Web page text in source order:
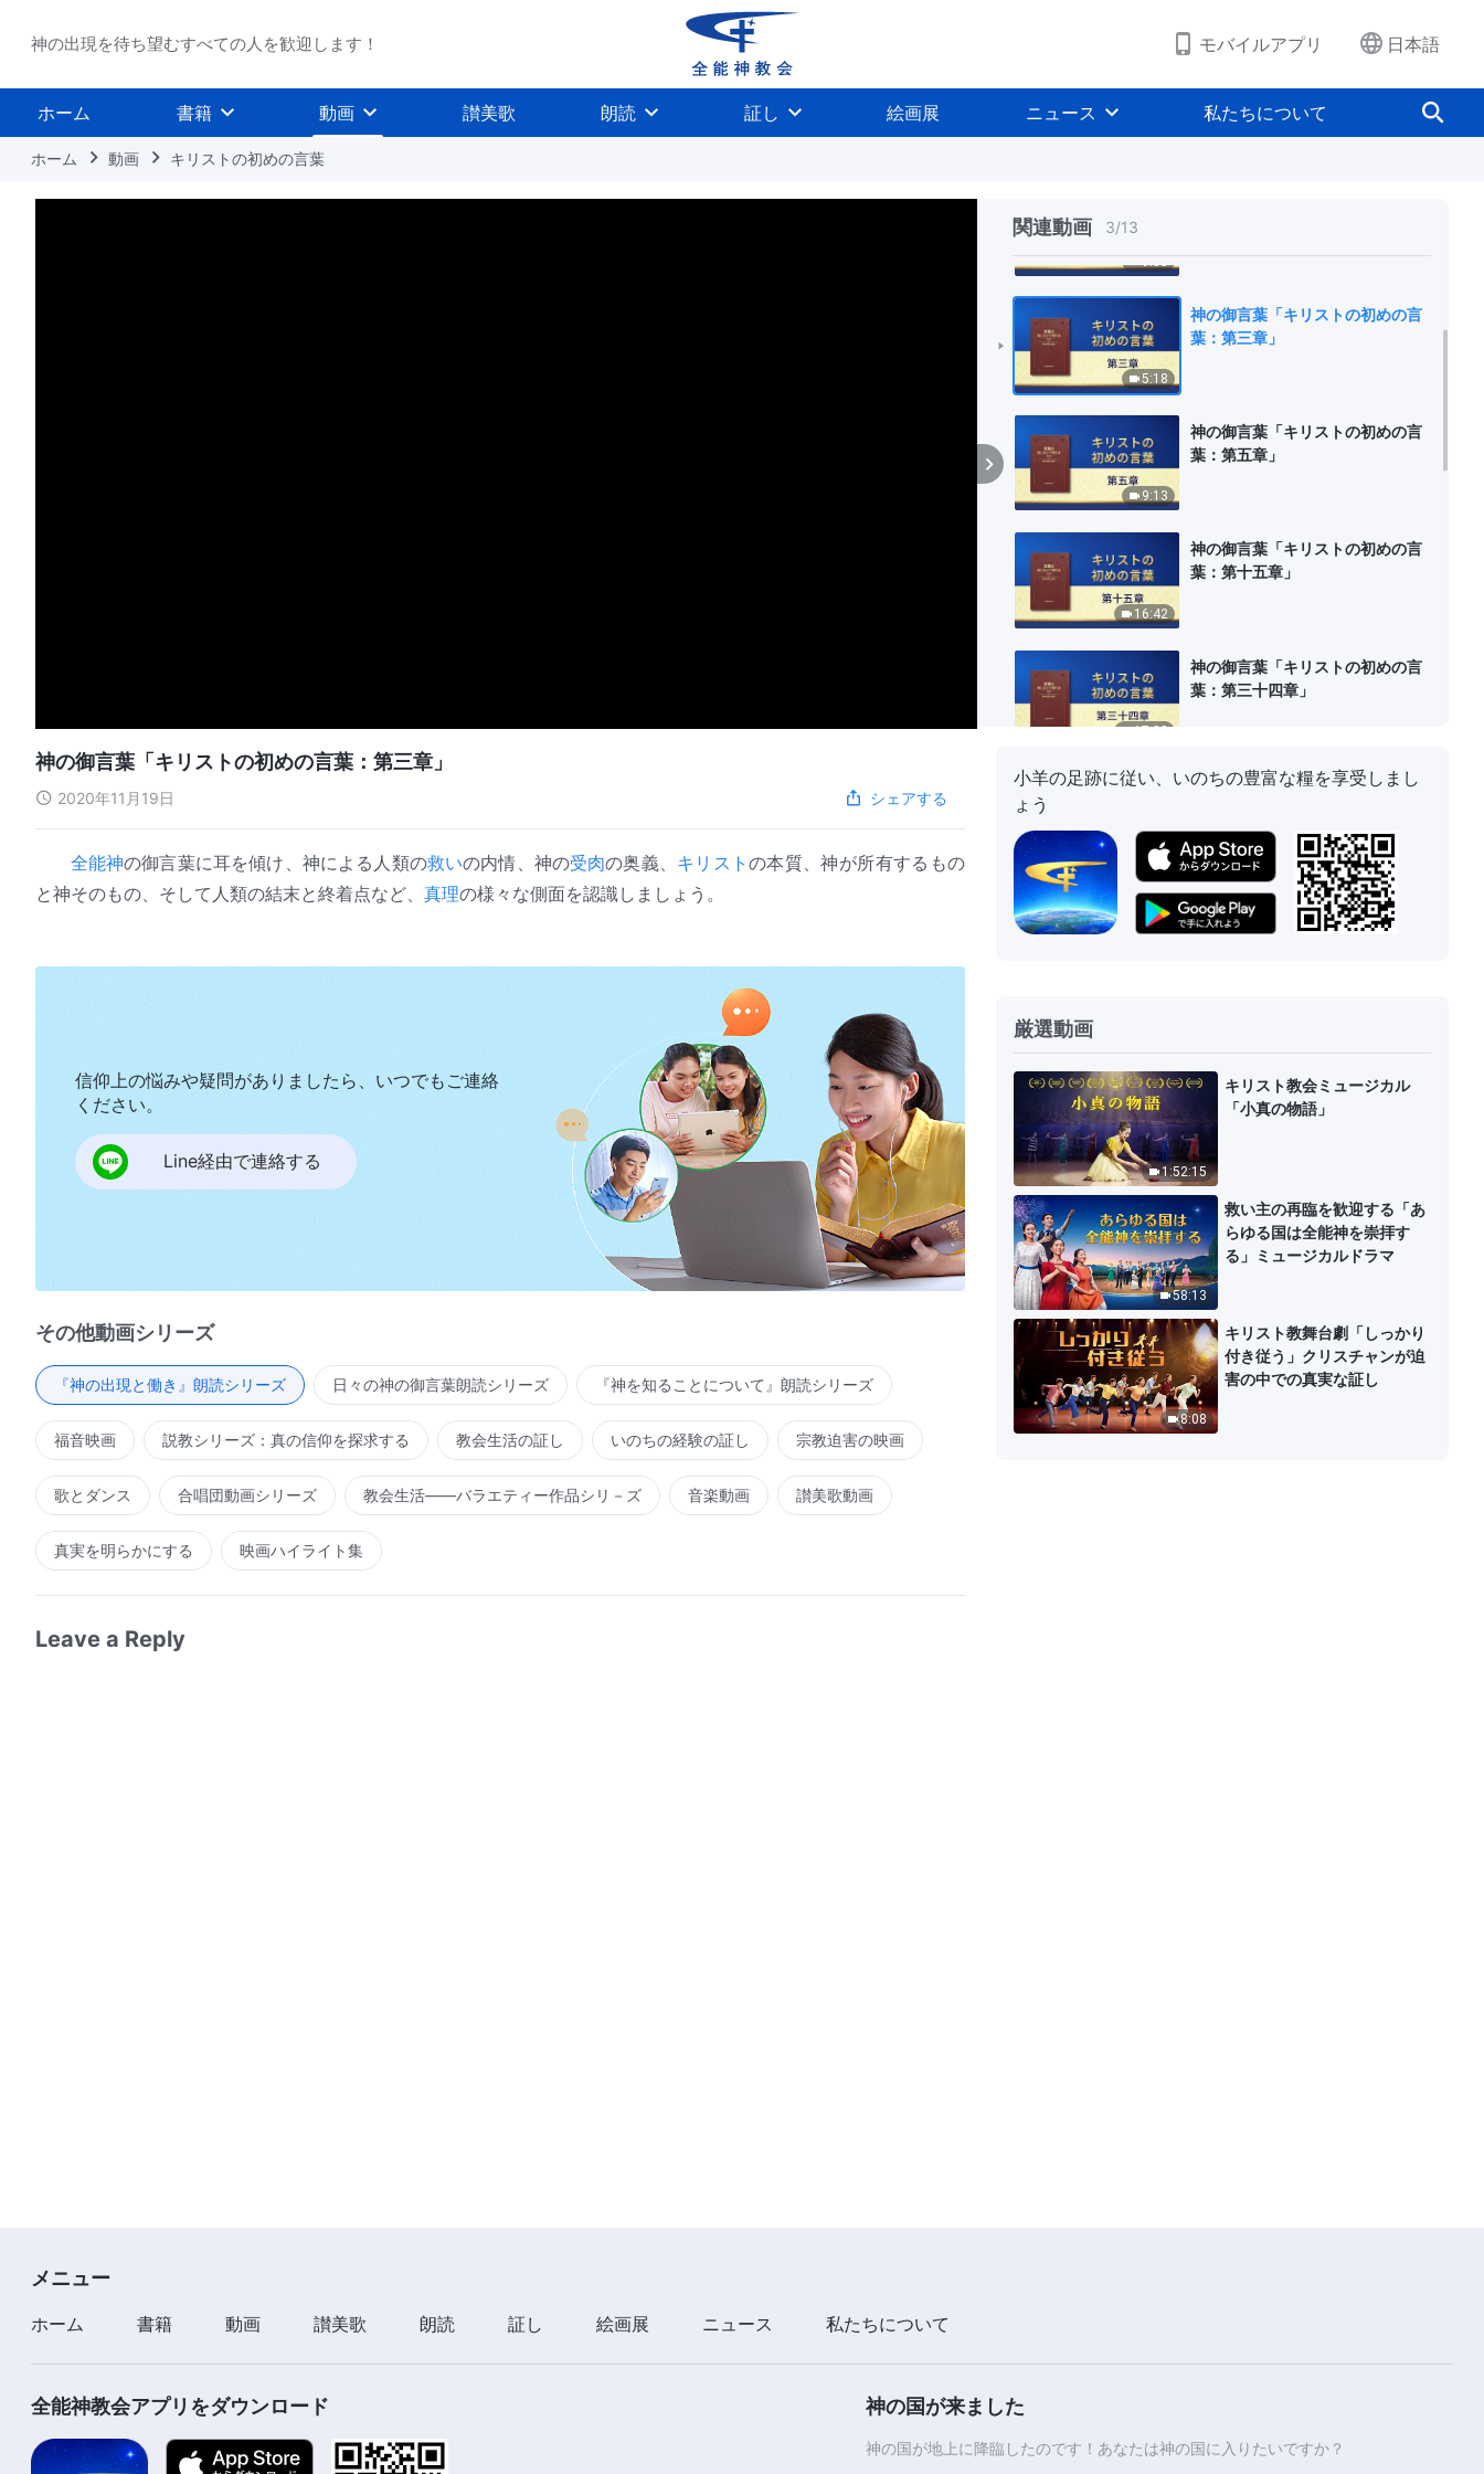
神の出現を待ち望むすべての人を歓迎します！ モバイルアプリ 日本語
ホーム 書籍 動画 讃美歌 朗読 証し 絵画展 ニュース 私たちについて
ホーム 動画 キリストの初めの言葉
関連動画 3/13
葉：第一章」
9:03
5:18
神の御言葉「キリストの初めの言
葉：第三章」
9:13
神の御言葉「キリストの初めの言
葉：第五章」
16:42
神の御言葉「キリストの初めの言
葉：第十五章」
17:08
神の御言葉「キリストの初めの言
葉：第三十四章」
14:52
神の御言葉「キリストの初めの言
神の御言葉「キリストの初めの言
葉：第三十六章」
13:26
19:58
神の御言葉「キリストの初めの言
葉：第八十八章」
22:10
神の御言葉「キリストの初めの言
葉：第百三章」
26:18
神の御言葉「キリストの初めの言
葉：第百八章」
神の御言葉「キリストの初めの言葉：第三章」
2020年11月19日 シェアする
全能神の御言葉に耳を傾け、神による人類の救いの内情、神の受肉の奥義、 キリスト の本質、神が所有するもの
と神そのもの、そして人類の結末と終着点など、 真理の様々な側面を認識しましょう。
信仰上の悩みや疑問がありましたら、いつでもご連絡
ください。
Line経由で連絡する
その他動画シリーズ
『神の出現と働き』朗読シリーズ 日々の神の御言葉朗読シリーズ 『神を知ることについて』朗読シリーズ
福音映画 説教シリーズ：真の信仰を探求する 教会生活の証し いのちの経験の証し 宗教迫害の映画
歌とダンス 合唱団動画シリーズ 教会生活――バラエティー作品シリ－ズ 音楽動画 讃美歌動画
真実を明らかにする 映画ハイライト集
Leave a Reply
小羊の足跡に従い、いのちの豊富な糧を享受しまし
ょう
厳選動画
1:52:15
キリスト教会ミュージカル
「小真の物語」
58:13
救い主の再臨を歓迎する「あ
らゆる国は全能神を崇拝す
る」ミュージカルドラマ
8:08
キリスト教舞台劇「しっかり
付き従う」クリスチャンが迫
害の中での真実な証し
メニュー
ホーム 書籍 動画 讃美歌 朗読 証し 絵画展 ニュース 私たちについて
全能神教会アプリをダウンロード 神の国が来ました
神の国が地上に降臨したのです！あなたは神の国に入りたいですか？